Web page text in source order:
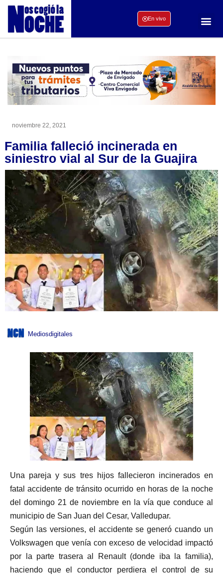
En vivo
noviembre 22, 2021
Familia falleció incinerada en
siniestro vial al Sur de la Guajira
Mediosdigitales
Una pareja y sus tres hijos fallecieron incinerados en
fatal accidente de tránsito ocurrido en horas de la noche
del domingo 21 de noviembre en la vía que conduce al
municipio de San Juan del Cesar, Valledupar.
Según las versiones, el accidente se generó cuando un
Volkswagen que venía con exceso de velocidad impactó
por la parte trasera al Renault (donde iba la familia),
haciendo que el conductor perdiera el control de su